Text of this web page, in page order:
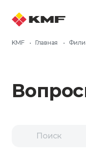
KMF • Главная •